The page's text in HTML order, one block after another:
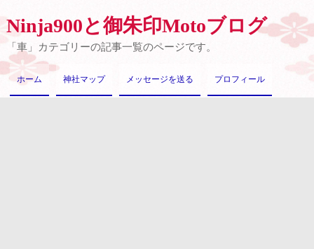
Ninja900と御朱印Motoブログ
「車」カテゴリーの記事一覧のページです。
ホーム 神社マップ メッセージを送る プロフィール